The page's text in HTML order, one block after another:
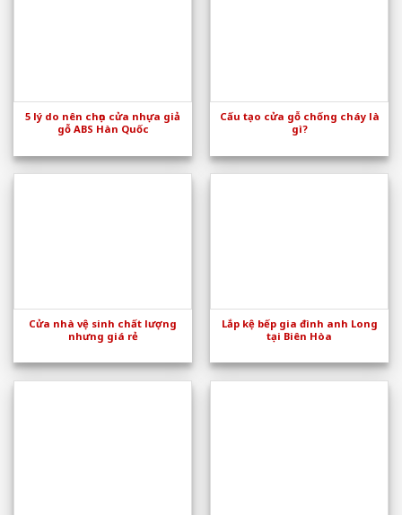
5 lý do nên chọn cửa nhựa giả
gỗ ABS Hàn Quốc
Cấu tạo cửa gỗ chống cháy là
gì?
Cửa nhà vệ sinh chất lượng
nhưng giá rẻ
Lắp kệ bếp gia đình anh Long
tại Biên Hòa